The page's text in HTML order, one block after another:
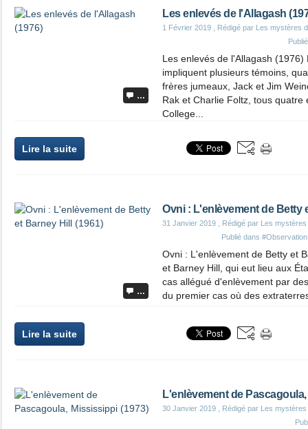
…
Les enlevés de l'Allagash
1 Février 2019 , Rédigé par Les mystères
Les enlevés de l'Allagash
impliquent plusieurs témoins,
frères jumeaux, Jack et Jim
Rak et Charlie Foltz, tous
College...
Lire la suite
…
Ovni : L'enlèvement de Betty
31 Janvier 2019 , Rédigé par Les
Publié dans
Ovni : L'enlèvement de Betty et
et Barney Hill, qui eut lieu aux
cas allégué d'enlèvement par
du premier cas où des
Lire la suite
L'enlèvement de
30 Janvier 2019 , Rédigé par Les